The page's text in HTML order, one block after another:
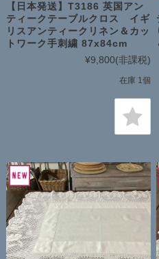
【日本発送】T3186 英国アン
ティークテーブルクロス イギ
リスアンティークリネン＆カッ
トワーク手刺繍 87x84cm
¥9,800(非課税)
在庫 1個